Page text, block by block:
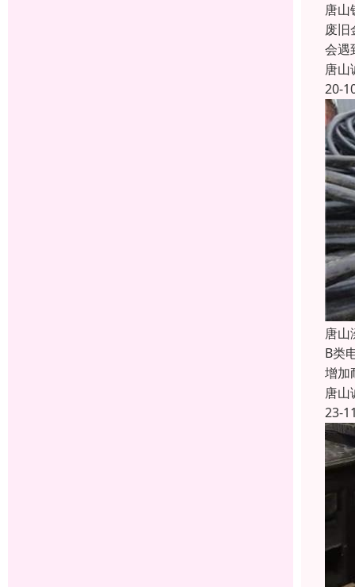
唐山
废
会遇
唐山
20-
唐山
B类
增加
唐山
23-